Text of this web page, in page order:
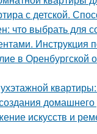
с детской.
что выбрать для
Инструкция
в Оренбургской
искусств и